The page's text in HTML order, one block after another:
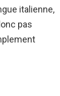
italienne,
pas